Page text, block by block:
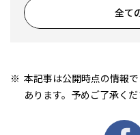
全て
本記事は公開時点の情報
あります。予めご了承くだ